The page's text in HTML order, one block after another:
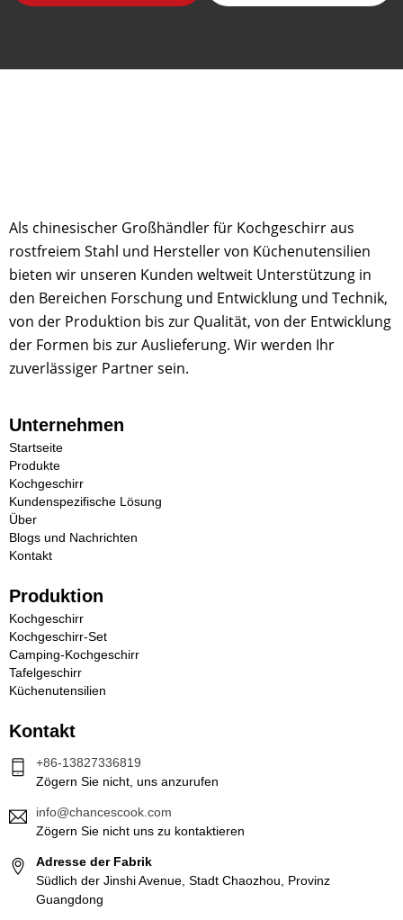
Als chinesischer Großhändler für Kochgeschirr aus
rostfreiem Stahl und Hersteller von Küchenutensilien
bieten wir unseren Kunden weltweit Unterstützung in
den Bereichen Forschung und Entwicklung und Technik,
von der Produktion bis zur Qualität, von der Entwicklung
der Formen bis zur Auslieferung. Wir werden Ihr
zuverlässiger Partner sein.
Unternehmen
Startseite
Produkte
Kochgeschirr
Kundenspezifische Lösung
Über
Blogs und Nachrichten
Kontakt
Produktion
Kochgeschirr
Kochgeschirr-Set
Camping-Kochgeschirr
Tafelgeschirr
Küchenutensilien
Kontakt
+86-13827336819
Zögern Sie nicht, uns anzurufen
info@chancescook.com
Zögern Sie nicht uns zu kontaktieren
Adresse der Fabrik
Südlich der Jinshi Avenue, Stadt Chaozhou, Provinz
Guangdong